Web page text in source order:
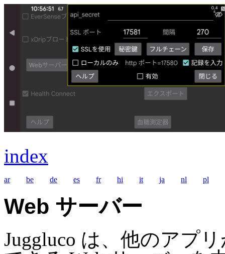
index
ar be de es fr hi it ja nl pl
Web サーバー
Juggluco は、他のアプ